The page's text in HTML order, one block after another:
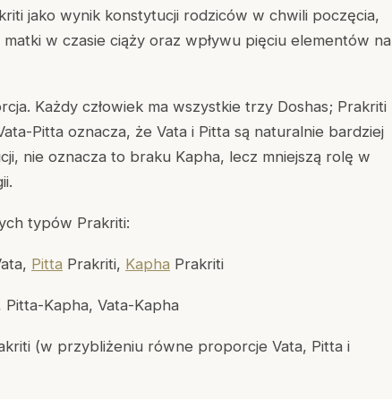
jako wynik konstytucji rodziców w chwili poczęcia,
w czasie ciąży oraz wpływu pięciu elementów na
Każdy człowiek ma wszystkie trzy Doshas; Prakriti
Pitta oznacza, że Vata i Pitta są naturalnie bardziej
nie oznacza to braku Kapha, lecz mniejszą rolę w
typów Prakriti:
Pitta Prakriti, Kapha Prakriti
Kapha, Vata-Kapha
(w przybliżeniu równe proporcje Vata, Pitta i